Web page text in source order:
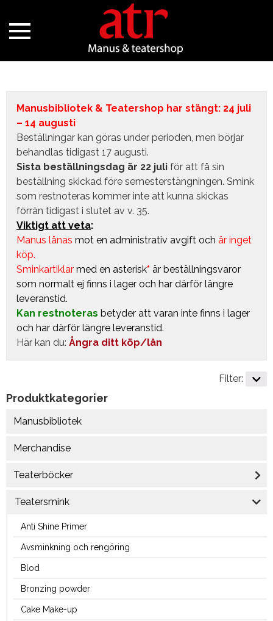
Manusbibliotek & Teatershop har stängt: 24 juli
– 14 augusti
Beställningar kan göras under perioden, men börjar
behandlas tidigast 17 augusti.
Sista beställningsdag är 22 juli för att få sin
beställning skickad före semesterstängningen. Smink
som restnoteras kommer inte att kunna skickas
förrän tidigast i slutet av v. 35.
Viktigt att veta:
Manus lånas mot en administrativ avgift och är inget
köp.
Sminkartiklar med en asterisk* är beställningsvaror
som normalt ej finns i lager och har därför längre
leveranstid.
Kan restnoteras betyder att varan inte finns i lager
och har därför längre leveranstid.
Här kan du: Ångra ditt köp/lån
Produktkategorier
Manusbibliotek
Merchandise
Teaterböcker
Teatersmink
Anti Shine Primer
Avsminkning och rengöring
Blod
Bronzing powder
Cake Make-up
Filter: